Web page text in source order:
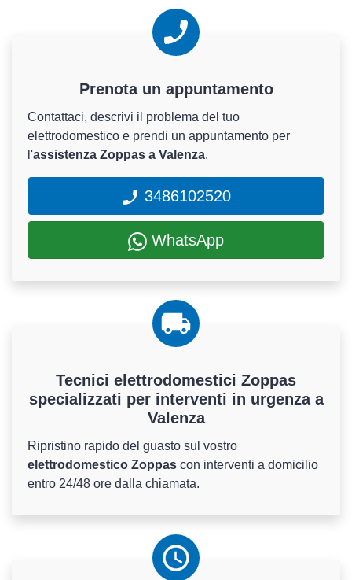
Prenota un appuntamento
Contattaci, descrivi il problema del tuo
elettrodomestico e prendi un appuntamento per
l'assistenza Zoppas a Valenza.
3486102520
WhatsApp
Tecnici elettrodomestici Zoppas
specializzati per interventi in urgenza a
Valenza
Ripristino rapido del guasto sul vostro
elettrodomestico Zoppas con interventi a domicilio
entro 24/48 ore dalla chiamata.